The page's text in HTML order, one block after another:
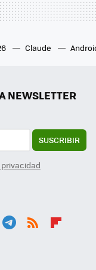
Claude
SUSCRIBIR